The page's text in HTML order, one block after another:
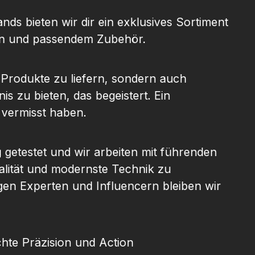
bieten wir dir ein exklusives Sortiment
und passendem Zubehör.
zu liefern, sondern auch
zu bieten, das begeistert. Ein
haben.
und wir arbeiten mit führenden
und modernste Technik zu
Experten und Influencern bleiben wir
Präzision und Action